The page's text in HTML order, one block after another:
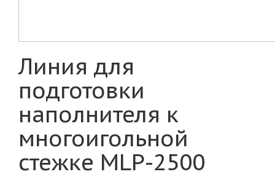
Линия для
подготовки
наполнителя к
многоигольной
стежке MLP-2500